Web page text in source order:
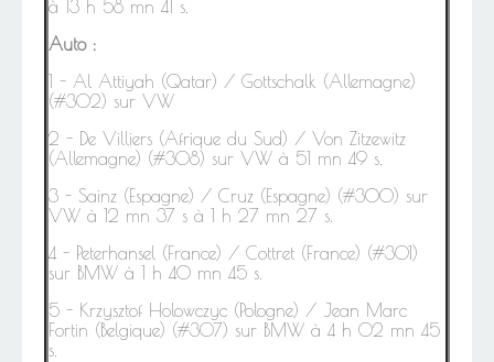
à 13 h 58 mn 41 s.
Auto :
1 - Al Attiyah (Qatar) / Gottschalk (Allemagne)
(#302) sur VW
2 - De Villiers (Afrique du Sud) / Von Zitzewitz
(Allemagne) (#308) sur VW à 51 mn 49 s.
3 - Sainz (Espagne) / Cruz (Espagne) (#300) sur
VW à 12 mn 37 s à 1 h 27 mn 27 s.
4 - Peterhansel (France) / Cottret (France) (#301)
sur BMW à 1 h 40 mn 45 s.
5 - Krzysztof Holowczyc (Pologne) / Jean Marc
Fortin (Belgique) (#307) sur BMW à 4 h 02 mn 45
s.